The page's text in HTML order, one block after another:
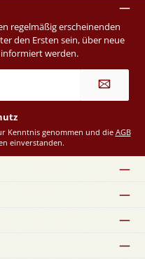
regelmäßig erscheinenden
den Ersten sein, über neue
werden.
Kenntnis genommen und die AGB
einverstanden.